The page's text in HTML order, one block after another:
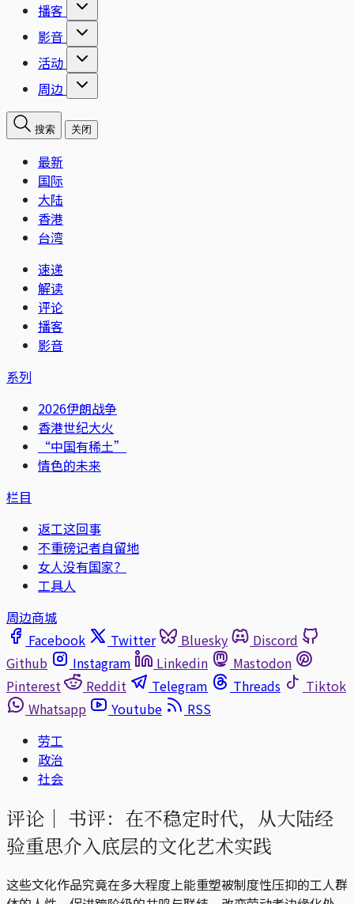
播客
影音
活动
周边
搜索 关闭
最新
国际
大陆
香港
台湾
速递
解读
评论
播客
影音
系列
2026伊朗战争
香港世纪大火
“中国有稀土”
情色的未来
栏目
返工这回事
不重磅记者自留地
女人没有国家？
工具人
周边商城
Facebook
Twitter Bluesky
Discord
Github
Instagram Linkedin
Mastodon
Pinterest
Reddit Telegram Threads
Tiktok
Whatsapp
Youtube
RSS
劳工
政治
社会
评论｜ 书评：在不稳定时代，从大陆经
验重思介入底层的文化艺术实践
这些文化作品究竟在多大程度上能重塑被制度性压抑的工人群